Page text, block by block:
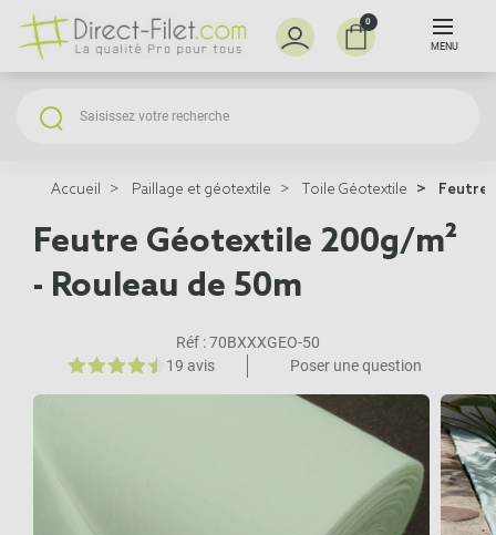
0
MENU
Accueil Paillage et géotextile Toile Géotextile Feutre
Feutre Géotextile 200g/m²
- Rouleau de 50m
Réf :70BXXXGEO-50
19 avis
Poser une question